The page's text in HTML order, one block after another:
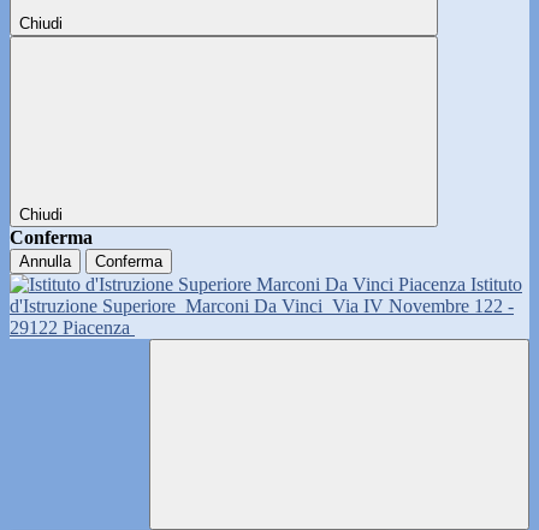
Chiudi
Chiudi
Conferma
Annulla Conferma
Istituto
d'Istruzione Superiore Marconi Da Vinci Via IV Novembre 122 -
29122 Piacenza